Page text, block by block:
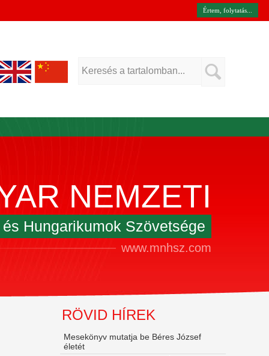
Értem, folytatás...
NEMZETI
Hungarikumok Szövetsége
www.mnhsz.com
RÖVID HÍREK
Mesekönyv mutatja be Béres József
életét